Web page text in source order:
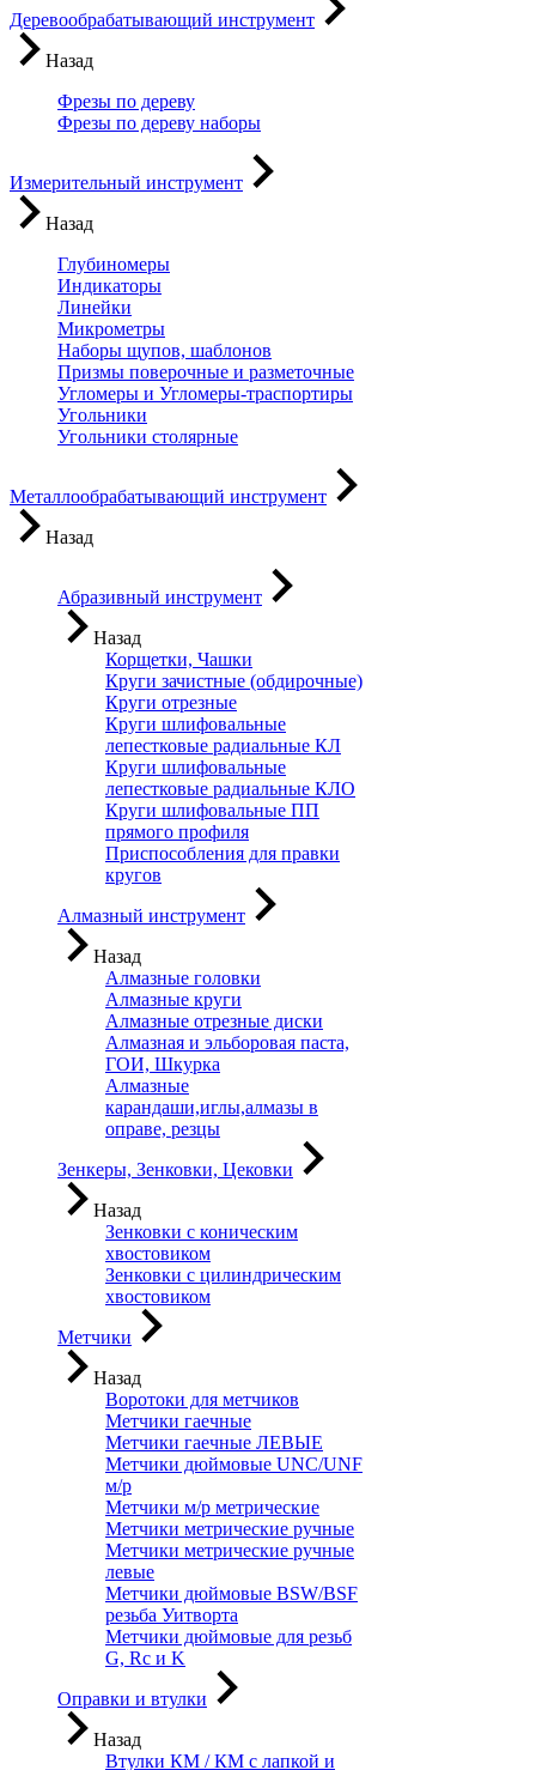
Деревообрабатывающий инструмент
Назад
Фрезы по дереву
Фрезы по дереву наборы
Измерительный инструмент
Назад
Глубиномеры
Индикаторы
Линейки
Микрометры
Наборы щупов, шаблонов
Призмы поверочные и разметочные
Угломеры и Угломеры-траспортиры
Угольники
Угольники столярные
Металлообрабатывающий инструмент
Назад
Абразивный инструмент
Назад
Корщетки, Чашки
Круги зачистные (обдирочные)
Круги отрезные
Круги шлифовальные
лепестковые радиальные КЛ
Круги шлифовальные
лепестковые радиальные КЛО
Круги шлифовальные ПП
прямого профиля
Приспособления для правки
кругов
Алмазный инструмент
Назад
Алмазные головки
Алмазные круги
Алмазные отрезные диски
Алмазная и эльборовая паста,
ГОИ, Шкурка
Алмазные
карандаши,иглы,алмазы в
оправе, резцы
Зенкеры, Зенковки, Цековки
Назад
Зенковки с коническим
хвостовиком
Зенковки с цилиндрическим
хвостовиком
Метчики
Назад
Воротоки для метчиков
Метчики гаечные
Метчики гаечные ЛЕВЫЕ
Метчики дюймовые UNC/UNF
м/р
Метчики м/р метрические
Метчики метрические ручные
Метчики метрические ручные
левые
Метчики дюймовые BSW/BSF
резьба Уитворта
Метчики дюймовые для резьб
G, Rc и K
Оправки и втулки
Назад
Втулки КМ / КМ с лапкой и